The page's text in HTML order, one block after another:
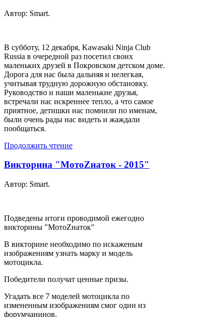
Автор: Smart.
В субботу, 12 декабря, Kawasaki Ninja Club
Russia в очередной раз посетил своих
маленьких друзей в Покровском детском доме.
Дорога для нас была дальняя и нелегкая,
учитывая трудную дорожную обстановку.
Руководство и наши маленькие друзья,
встречали нас искреннее тепло, а что самое
приятное, детишки нас помнили по именам,
были очень рады нас видеть и жаждали
пообщаться.
Продолжить чтение
Викторина "МотоZнаток - 2015"
Автор: Smart.
Подведены итоги проводимой ежегодно
викторины "МотоZнаток"
В викторине необходимо по искаженым
изображениям узнать марку и модель
мотоцикла.
Победители получат ценные призы.
Угадать все 7 моделей мотоцикла по
измененным изображениям смог один из
форумчанинов.